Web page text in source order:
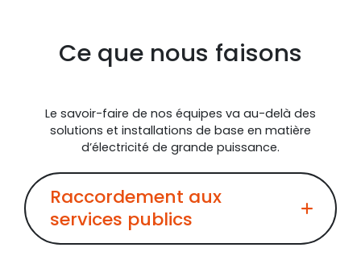
Ce que nous faisons
Le savoir-faire de nos équipes va au-delà des
solutions et installations de base en matière
d’électricité de grande puissance.
Raccordement aux
services publics